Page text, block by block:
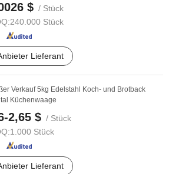
$ / Stück
240.000 Stück
Lieferant
Verkauf 5kg Edelstahl Koch- und Brotback
Küchenwaage
2,65 $ / Stück
1.000 Stück
Lieferant